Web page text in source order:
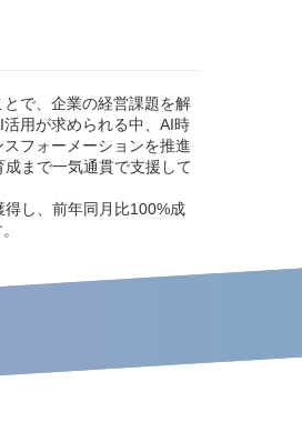
で、企業の経営課題を解
用が求められる中、AI時
フォーメーションを推進
まで一気通貫で支援して
し、前年同月比100%成